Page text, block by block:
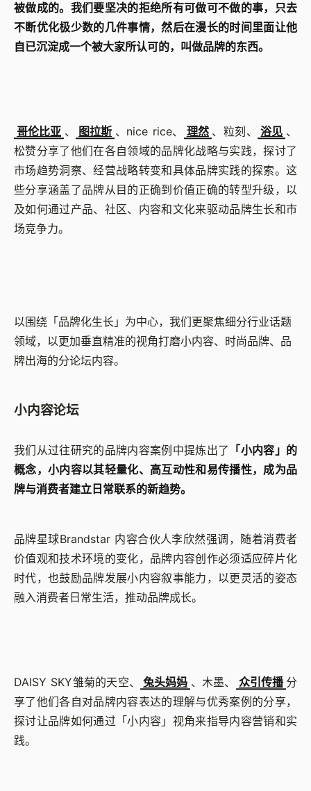
被做成的。我们要坚决的拒绝所有可做可不做的事，只去
不断优化极少数的几件事情，然后在漫长的时间里面让他
自已沉淀成一个被大家所认可的，叫做品牌的东西。
哥伦比亚 、 图拉斯 、nice rice、 理然 、粒刻、 浴见 、
松赞分享了他们在各自领域的品牌化战略与实践，探讨了
市场趋势洞察、经营战略转变和具体品牌实践的探索。这
些分享涵盖了品牌从目的正确到价值正确的转型升级，以
及如何通过产品、社区、内容和文化来驱动品牌生长和市
场竞争力。
以围绕「品牌化生长」为中心，我们更聚焦细分行业话题
领域，以更加垂直精准的视角打磨小内容、时尚品牌、品
牌出海的分论坛内容。
小内容论坛
我们从过往研究的品牌内容案例中提炼出了 「小内容」的
概念，小内容以其轻量化、高互动性和易传播性，成为品
牌与消费者建立日常联系的新趋势。
品牌星球Brandstar 内容合伙人李欣然强调，随着消费者
价值观和技术环境的变化，品牌内容创作必须适应碎片化
时代，也鼓励品牌发展小内容叙事能力，以更灵活的姿态
融入消费者日常生活，推动品牌成长。
DAISY SKY雏菊的天空、 兔头妈妈 、木墨、 众引传播 分
享了他们各自对品牌内容表达的理解与优秀案例的分享，
探讨让品牌如何通过「小内容」视角来指导内容营销和实
践。